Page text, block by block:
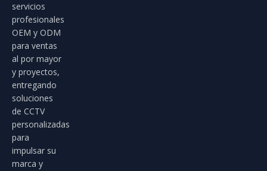
servicios
profesionales
OEM y ODM
para ventas
al por mayor
y proyectos,
entregando
soluciones
de CCTV
personalizadas
para
impulsar su
marca y